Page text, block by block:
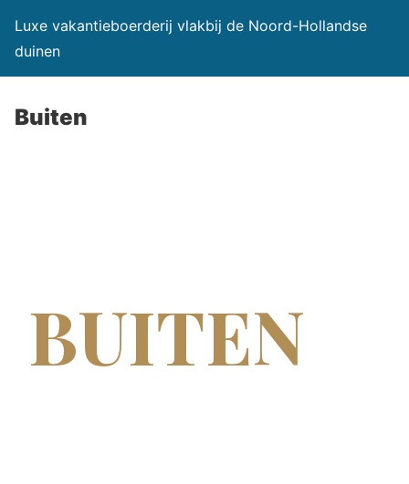
Luxe vakantieboerderij vlakbij de Noord-Hollandse
duinen
Buiten
BUITEN